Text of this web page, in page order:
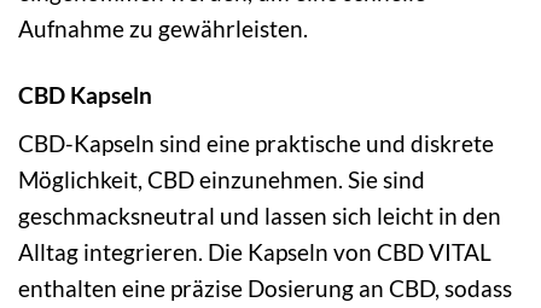
Aufnahme zu gewährleisten.
CBD Kapseln
CBD-Kapseln sind eine praktische und diskrete
Möglichkeit, CBD einzunehmen. Sie sind
geschmacksneutral und lassen sich leicht in den
Alltag integrieren. Die Kapseln von CBD VITAL
enthalten eine präzise Dosierung an CBD, sodass